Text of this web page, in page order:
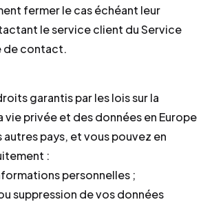
fermer le cas échéant leur
le service client du Service
de contact.
garantis par les lois sur la
privée et des données en Europe
pays, et vous pouvez en
:
personnelles ;
suppression de vos données